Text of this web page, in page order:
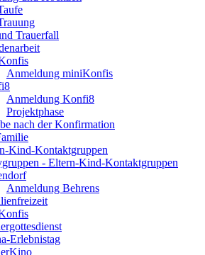
Trauerfall
Anmeldung miniKonfis
Anmeldung Konfi8
Projektphase
nach der Konfirmation
Kind-Kontaktgruppen
- Eltern-Kind-Kontaktgruppen
Anmeldung Behrens
Erlebnistag